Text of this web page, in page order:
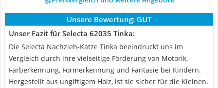
Unsere Bewertung: GUT
Unser Fazit für Selecta 62035 Tinka:
Die Selecta Nachzieh-Katze Tinka beeindruckt uns im
Vergleich durch ihre vielseitige Förderung von Motorik,
Farberkennung, Formerkennung und Fantasie bei Kindern.
Hergestellt aus ungiftigem Holz, ist sie sicher für die Kleinen.